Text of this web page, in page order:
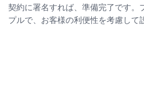
契約に署名すれば、準備完了です。
プルで、お客様の利便性を考慮して